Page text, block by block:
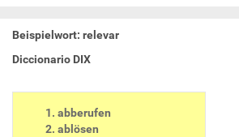
Beispielwort: relevar
Diccionario DIX
abberufen
ablösen